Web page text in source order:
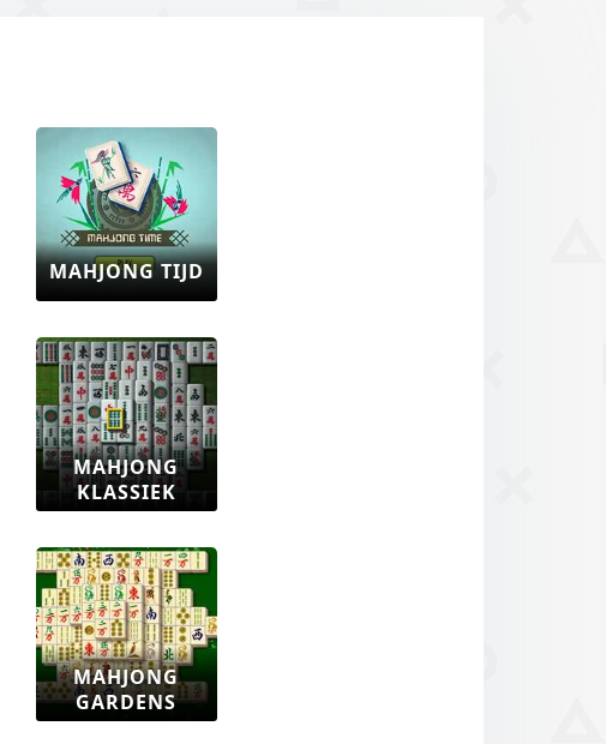
MAHJONG TIJD
MAHJONG
KLASSIEK
MAHJONG
GARDENS